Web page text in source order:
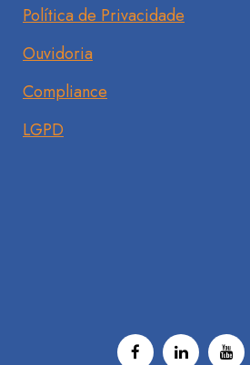
Política de Privacidade
Ouvidoria
Compliance
LGPD